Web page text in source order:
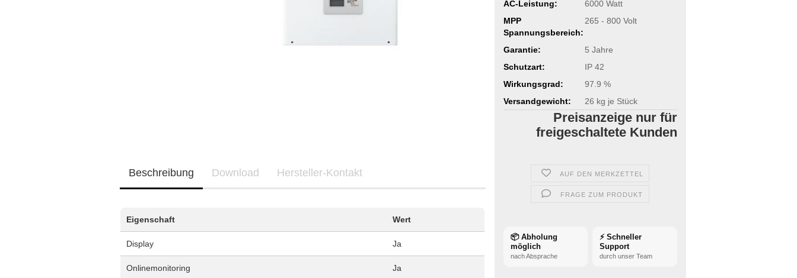
AC-Leistung:
6000 Watt
MPP
Spannungsbereich:
265 - 800 Volt
Garantie:
5 Jahre
Schutzart:
IP 42
Wirkungsgrad:
97.9 %
Versandgewicht:
26 kg je Stück
Preisanzeige nur für
freigeschaltete Kunden
AUF DEN MERKZETTEL
FRAGE ZUM PRODUKT
📦 Abholung
möglich
nach Absprache
⚡ Schneller
Support
durch unser Team
Beschreibung Download Hersteller-Kontakt
Eigenschaft Wert
Display Ja
Onlinemonitoring Ja